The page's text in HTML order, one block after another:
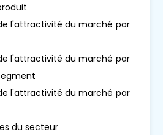
l'attractivité du marché par
l'attractivité du marché par
l'attractivité du marché par
du secteur